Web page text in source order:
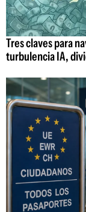
Tres claves para
turbulencia IA,